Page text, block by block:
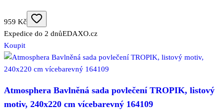
959 Kč
Expedice do 2 dnůEDAXO.cz
Koupit
Atmosphera Bavlněná sada povlečení TROPIK, listový
motiv, 240x220 cm vícebarevný 164109